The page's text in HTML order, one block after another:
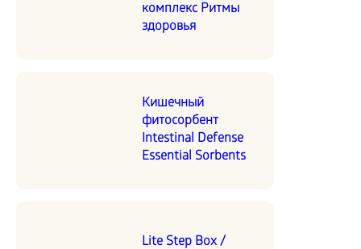
комплекс Ритмы
здоровья
Кишечный
фитосорбент
Intestinal Defense
Essential Sorbents
Lite Step Box /